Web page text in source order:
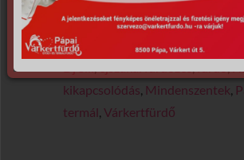
Artikelnummer:241102EF
EintrittskartenSchlagwörter:
kikapcsolódás, Mindenszentek,
termál, Várkertfürdő